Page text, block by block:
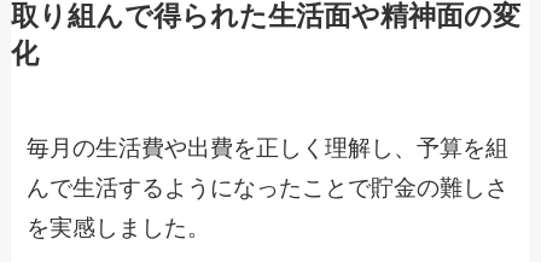
取り組んで得られた生活面や精神面の変
化
毎月の生活費や出費を正しく理解し、予算を組
んで生活するようになったことで貯金の難しさ
を実感しました。